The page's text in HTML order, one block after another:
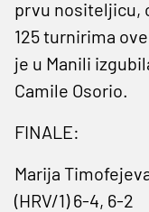
prvu nositeljicu,
125 turnirima
je u Manili
Camile Osorio.
FINALE:
Marija
(HRV/1) 6-4, 6-2